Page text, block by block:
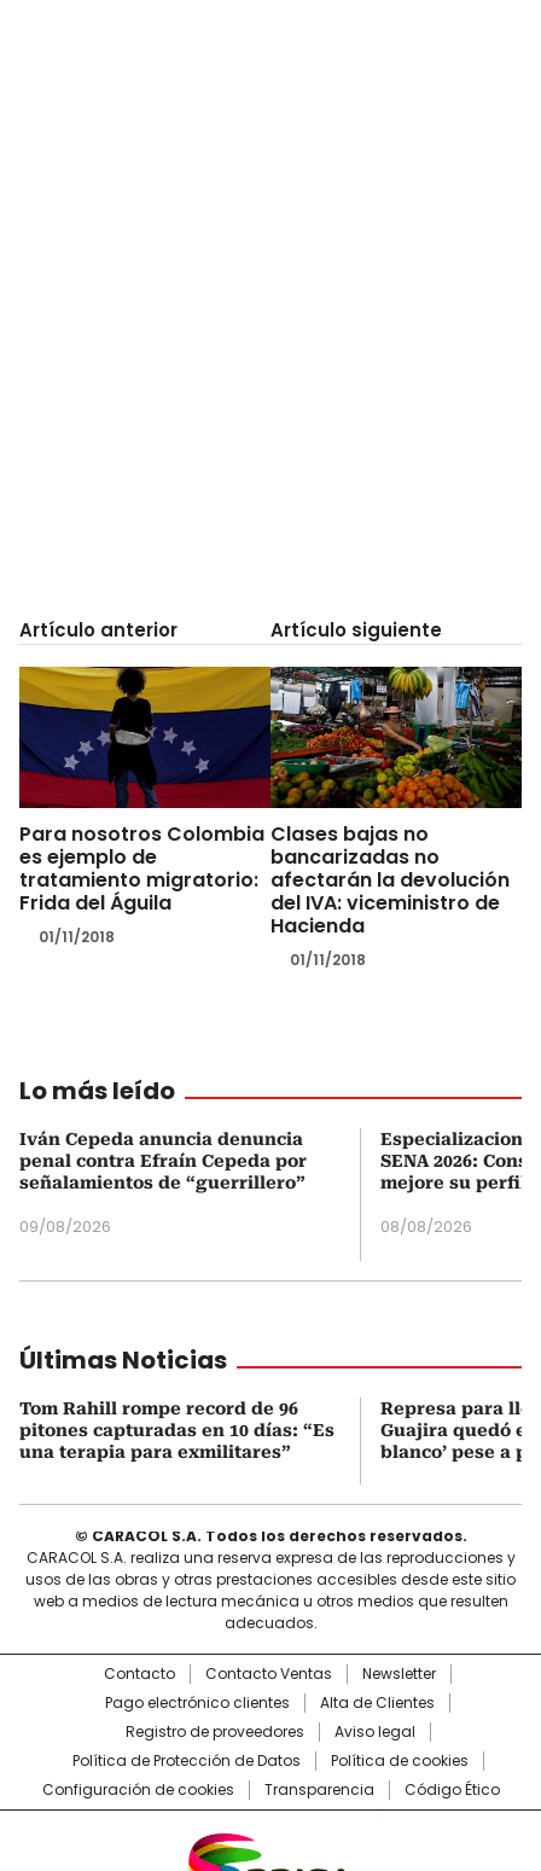
Artículo anterior
Para nosotros Colombia
es ejemplo de
tratamiento migratorio:
Frida del Águila
01/11/2018
Artículo siguiente
Clases bajas no
bancarizadas no
afectarán la devolución
del IVA: viceministro de
Hacienda
01/11/2018
Lo más leído
Iván Cepeda anuncia denuncia
penal contra Efraín Cepeda por
señalamientos de “guerrillero”
09/08/2026
SENA 2026:
mejore su perfil
08/08/2026
Últimas Noticias
Tom Rahill rompe record de 96
pitones capturadas en 10 días: “Es
una terapia para exmilitares”
Represa para
Guajira quedó en
blanco’ pese a
© CARACOL S.A. Todos los derechos reservados.
CARACOL S.A. realiza una reserva expresa de las reproducciones y
usos de las obras y otras prestaciones accesibles desde este sitio
web a medios de lectura mecánica u otros medios que resulten
adecuados.
Contacto Contacto Ventas
Newsletter
Pago electrónico clientes
Alta de Clientes
Registro de proveedores
Aviso legal
Política de Protección de Datos
Política de cookies
Configuración de cookies
Transparencia Código Ético